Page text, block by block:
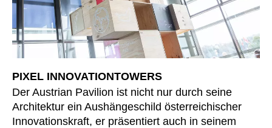
PIXEL INNOVATIONTOWERS
Der Austrian Pavilion ist nicht nur durch seine
Architektur ein Aushängeschild österreichischer
Innovationskraft, er präsentiert auch in seinem